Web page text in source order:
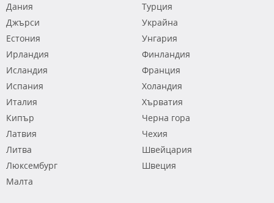
Дания
Джърси
Естония
Ирландия
Исландия
Испания
Италия
Кипър
Латвия
Литва
Люксембург
Малта
Турция
Украйна
Унгария
Финландия
Франция
Холандия
Хърватия
Черна гора
Чехия
Швейцария
Швеция